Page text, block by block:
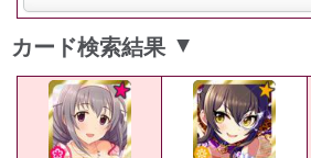
カード検索結果 ▲